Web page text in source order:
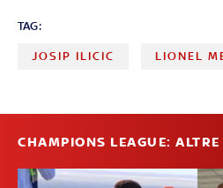
TAG:
JOSIP ILICIC LIONEL
CHAMPIONS LEAGUE: